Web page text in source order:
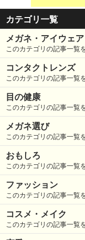
カテゴリ一覧
メガネ・アイウェア
このカテゴリの記事一覧
コンタクトレンズ
このカテゴリの記事一覧
目の健康
このカテゴリの記事一覧
メガネ選び
このカテゴリの記事一覧
おもしろ
このカテゴリの記事一覧
ファッション
このカテゴリの記事一覧
コスメ・メイク
このカテゴリの記事一覧